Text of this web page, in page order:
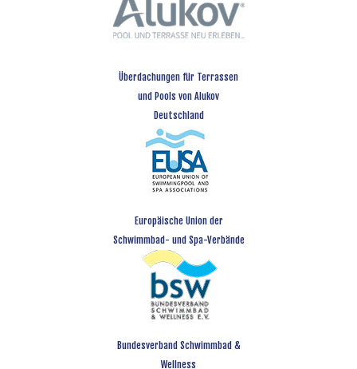
Überdachungen für Terrassen
und Pools von Alukov
Deutschland
Europäische Union der
Schwimmbad- und Spa-Verbände
Bundesverband Schwimmbad &
Wellness